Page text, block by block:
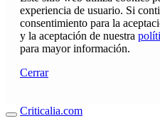
experiencia de usuario. Si
consentimiento para la
y la aceptación de nuestra
para mayor información.
Cerrar
Criticalia.com